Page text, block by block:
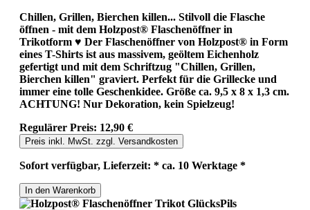
Chillen, Grillen, Bierchen killen... Stilvoll die Flasche
öffnen - mit dem Holzpost® Flaschenöffner in
Trikotform ♥ Der Flaschenöffner von Holzpost® in Form
eines T-Shirts ist aus massivem, geöltem Eichenholz
gefertigt und mit dem Schriftzug "Chillen, Grillen,
Bierchen killen" graviert. Perfekt für die Grillecke und
immer eine tolle Geschenkidee. Größe ca. 9,5 x 8 x 1,3 cm.
ACHTUNG! Nur Dekoration, kein Spielzeug!
Regulärer Preis: 12,90 €
Preis inkl. MwSt. zzgl. Versandkosten
Sofort verfügbar, Lieferzeit: * ca. 10 Werktage *
In den Warenkorb